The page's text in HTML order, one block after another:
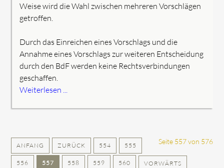
Weise wird die Wahl zwischen mehreren Vorschlägen
getroffen.
Durch das Einreichen eines Vorschlags und die
Annahme eines Vorschlags zur weiteren Entscheidung
durch den BdF werden keine Rechtsverbindungen
geschaffen.
Weiterlesen ...
Seite 557 von 576
ANFANG ZURÜCK 554 555
556 557 558 559 560 VORWÄRTS